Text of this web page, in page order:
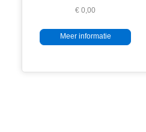
€ 0,00
Meer informatie